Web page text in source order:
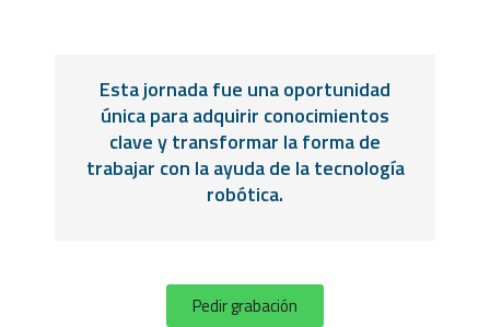
Esta jornada fue una oportunidad
única para adquirir conocimientos
clave y transformar la forma de
trabajar con la ayuda de la tecnología
robótica.
Pedir grabación